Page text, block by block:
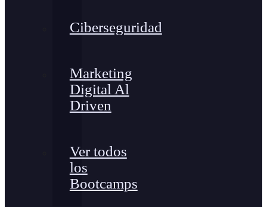
Ciberseguridad
Marketing
Digital Al
Driven
Ver todos
los
Bootcamps